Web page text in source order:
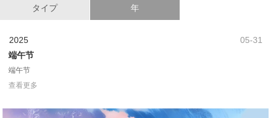
タイプ 年
05-31
2025
端午节
端午节
查看更多